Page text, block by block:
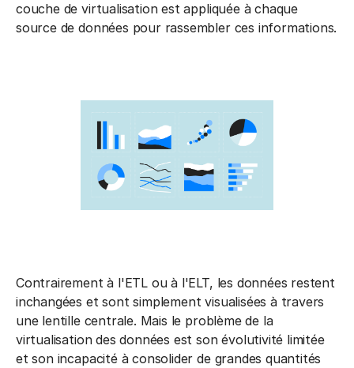
couche de virtualisation est appliquée à chaque
source de données pour rassembler ces informations.
Contrairement à l'ETL ou à l'ELT, les données restent
inchangées et sont simplement visualisées à travers
une lentille centrale. Mais le problème de la
virtualisation des données est son évolutivité limitée
et son incapacité à consolider de grandes quantités